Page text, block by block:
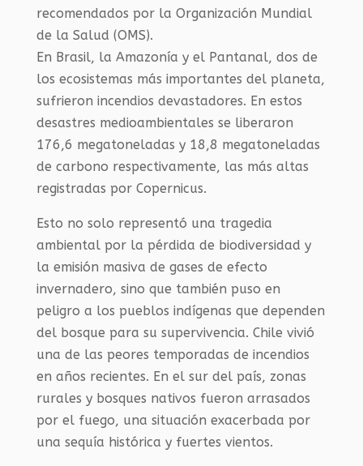
recomendados por la Organización Mundial
de la Salud (OMS).
En Brasil, la Amazonía y el Pantanal, dos de
los ecosistemas más importantes del planeta,
sufrieron incendios devastadores. En estos
desastres medioambientales se liberaron
176,6 megatoneladas y 18,8 megatoneladas
de carbono respectivamente, las más altas
registradas por Copernicus.
Esto no solo representó una tragedia
ambiental por la pérdida de biodiversidad y
la emisión masiva de gases de efecto
invernadero, sino que también puso en
peligro a los pueblos indígenas que dependen
del bosque para su supervivencia. Chile vivió
una de las peores temporadas de incendios
en años recientes. En el sur del país, zonas
rurales y bosques nativos fueron arrasados
por el fuego, una situación exacerbada por
una sequía histórica y fuertes vientos.